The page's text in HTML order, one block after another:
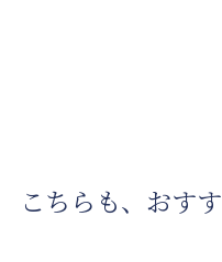
こちらも、おす